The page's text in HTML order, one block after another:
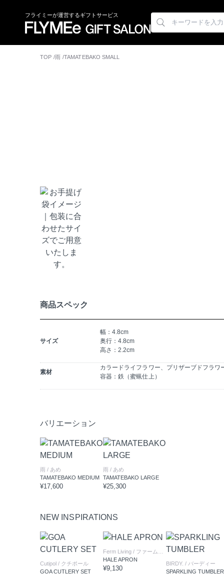
フライミーが運営するギフトサービス
TOP 雨 TAMATEBAKO SMALL
商品スペック
サイズ
幅：4.8cm
奥行：4.8cm
高さ：2.2cm
素材
カラードライフラワー、プリザーブドフラワ
容器：鉄（蜜蝋仕上）
バリエーション
雨 / あめ
TAMATEBAKO MEDIUM
¥17,600
雨 / あめ
TAMATEBAKO LARGE
¥25,300
NEW INSPIRATIONS
Cutipol / クチポール
GOA CUTLERY SET
Ferm Living / ファームリビング
HALE APRON
¥9,130
BIRDY. / バーディー
SPARKLING TUMBLER